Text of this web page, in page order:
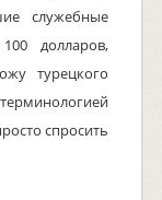
служебные
долларов,
турецкого
спросить